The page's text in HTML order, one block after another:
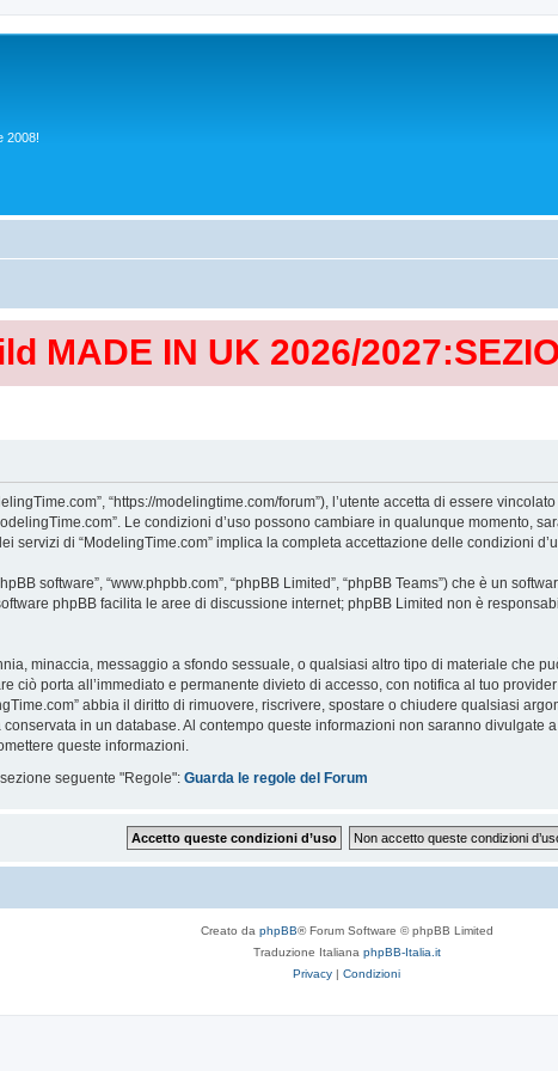
2008!
MADE IN UK 2026/
“https://modelingtime.com/forum”), l’utente accetta di essere
Le condizioni d’uso possono cambiare in qualunque momento,
servizi di “ModelingTime.com” implica la completa accettazione delle condizioni
software”, “www.phpbb.com”, “phpBB Limited”, “phpBB Teams”) che è un
software phpBB facilita le aree di discussione internet; phpBB Limited non è
minaccia, messaggio a sfondo sessuale, o qualsiasi altro tipo di materiale che
ciò porta all’immediato e permanente divieto di accesso, con notifica al tuo
abbia il diritto di rimuovere, riscrivere, spostare o chiudere qualsiasi
in un database. Al contempo queste informazioni non saranno divulgate
queste informazioni.
seguente "Regole": Guarda le regole del Forum
Creato da phpBB® Forum Software © phpBB Limited
Traduzione Italiana phpBB-Italia.it
Privacy | Condizioni